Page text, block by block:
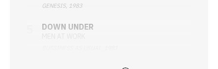
GENESIS, 1983
DOWN UNDER